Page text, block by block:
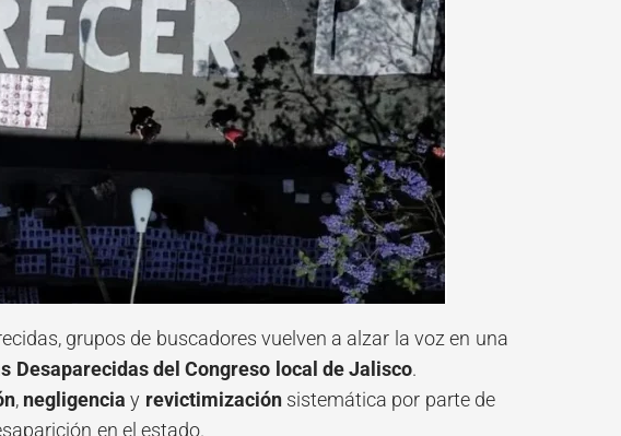
grupos de buscadores vuelven a alzar la voz en una
Desaparecidas del Congreso local de Jalisco.
, negligenciay revictimización sistemática por parte de
en el estado.